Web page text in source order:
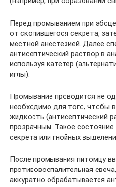
Перед промыванием при
от скопившегося секрета,
местной анестезией. Далее
антисептический раствор в
используя катетер
иглы).
Промывание проводится не
необходимо для того, чтобы
жидкость (антисептический
прозрачным. Такое
секрета или гнойных
После промывания питомцу
противовоспалительная
аккуратно обрабатывается